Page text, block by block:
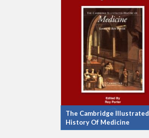
The Cambridge Illustrated
History Of Medicine